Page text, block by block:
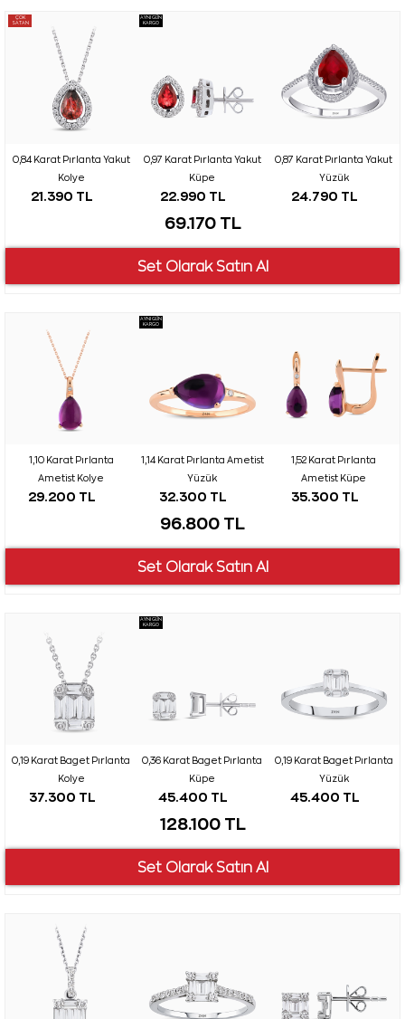
ÇOK
SATAN
0,84 Karat Pırlanta Yakut
Kolye
21.390 TL
AYNI GÜN
KARGO
0,97 Karat Pırlanta Yakut
Küpe
22.990 TL
0,87 Karat Pırlanta Yakut
Yüzük
24.790 TL
69.170 TL
1,10 Karat Pırlanta
Ametist Kolye
29.200 TL
AYNI GÜN
KARGO
1,14 Karat Pırlanta Ametist
Yüzük
32.300 TL
1,52 Karat Pırlanta
Ametist Küpe
35.300 TL
96.800 TL
0,19 Karat Baget Pırlanta
Kolye
37.300 TL
AYNI GÜN
KARGO
0,36 Karat Baget Pırlanta
Küpe
45.400 TL
0,19 Karat Baget Pırlanta
Yüzük
45.400 TL
128.100 TL